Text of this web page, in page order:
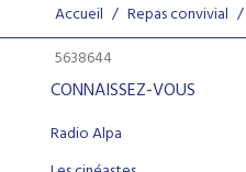
Accueil / Repas convivial /
5638644
CONNAISSEZ-VOUS
Radio Alpa